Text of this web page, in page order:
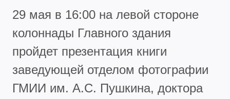
29 мая в 16:00 на левой стороне
колоннады Главного здания
пройдет презентация книги
заведующей отделом фотографии
ГМИИ им. А.С. Пушкина, доктора